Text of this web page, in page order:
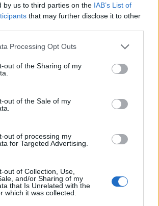
by us to third parties on the IAB’s List of
that may further disclose it to other
Processing Opt Outs
out of the Sharing of my
out of the Sale of my
out of processing my
for Targeted Advertising.
out of Collection, Use,
and/or Sharing of my
that Is Unrelated with the
which it was collected.
olvasása előfizetéses
kötött.
következőket tartalmazza:
teljes cikkarchívum
BÉT elmúlt 2 év napon belüli
Előfizetés
VAGY?BEJELENTKEZÉS